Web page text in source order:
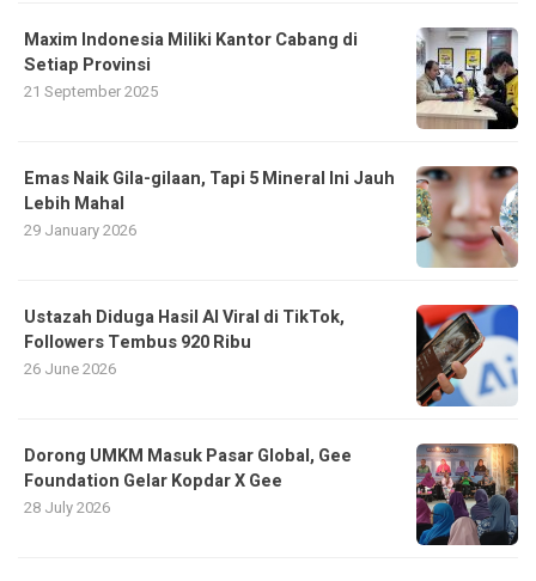
Maxim Indonesia Miliki Kantor Cabang di
Setiap Provinsi
21 September 2025
Emas Naik Gila-gilaan, Tapi 5 Mineral Ini Jauh
Lebih Mahal
29 January 2026
Ustazah Diduga Hasil AI Viral di TikTok,
Followers Tembus 920 Ribu
26 June 2026
Dorong UMKM Masuk Pasar Global, Gee
Foundation Gelar Kopdar X Gee
28 July 2026